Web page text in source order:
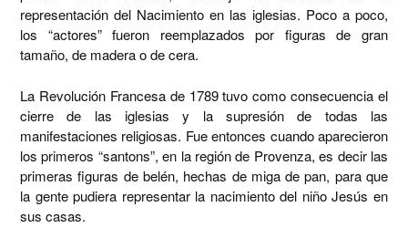
representación del Nacimiento en las iglesias. Poco a poco,
los “actores” fueron reemplazados por figuras de gran
tamaño, de madera o de cera.
La Revolución Francesa de 1789 tuvo como consecuencia el
cierre de las iglesias y la supresión de todas las
manifestaciones religiosas. Fue entonces cuando aparecieron
los primeros “santons”, en la región de Provenza, es decir las
primeras figuras de belén, hechas de miga de pan, para que
la gente pudiera representar la nacimiento del niño Jesús en
sus casas.